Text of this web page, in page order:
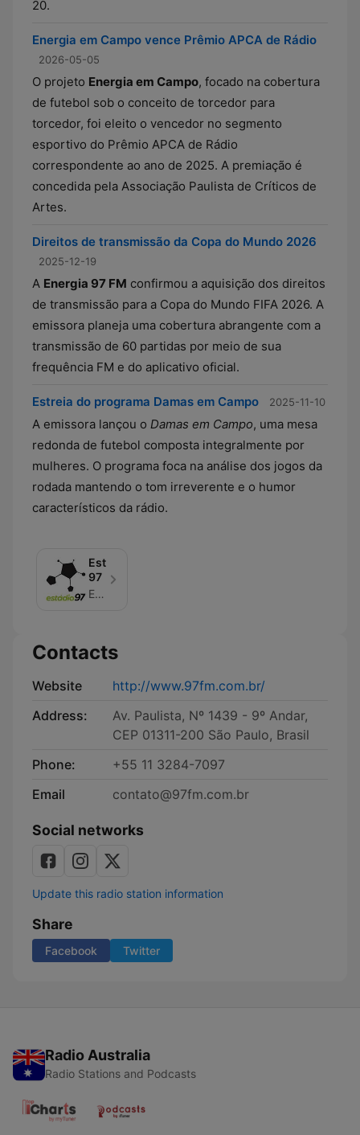
20.
Energia em Campo vence Prêmio APCA de Rádio
2026-05-05
O projeto Energia em Campo, focado na cobertura
de futebol sob o conceito de torcedor para
torcedor, foi eleito o vencedor no segmento
esportivo do Prêmio APCA de Rádio
correspondente ao ano de 2025. A premiação é
concedida pela Associação Paulista de Críticos de
Artes.
Direitos de transmissão da Copa do Mundo 2026
2025-12-19
A Energia 97 FM confirmou a aquisição dos direitos
de transmissão para a Copa do Mundo FIFA 2026. A
emissora planeja uma cobertura abrangente com a
transmissão de 60 partidas por meio de sua
frequência FM e do aplicativo oficial.
Estreia do programa Damas em Campo 2025-11-10
A emissora lançou o Damas em Campo, uma mesa
redonda de futebol composta integralmente por
mulheres. O programa foca na análise dos jogos da
rodada mantendo o tom irreverente e o humor
característicos da rádio.
Estádio
97
Energia FM
Contacts
Website
http://www.97fm.com.br/
Address:
Av. Paulista, Nº 1439 - 9º Andar,
CEP 01311-200 São Paulo, Brasil
Phone:
+55 11 3284-7097
Email
contato@97fm.com.br
Social networks
Update this radio station information
Share
Facebook Twitter
Radio Australia
Radio Stations and Podcasts